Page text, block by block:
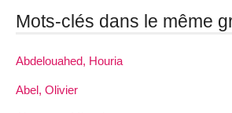
Mots-clés dans le même
Abdelouahed, Houria
Abel, Olivier